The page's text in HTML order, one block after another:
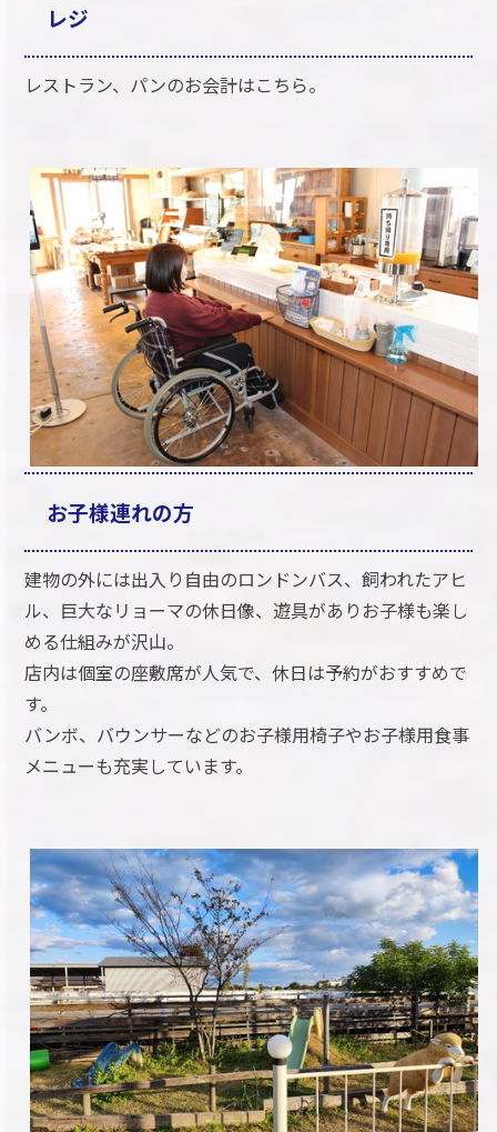
レジ
レストラン、パンのお会計はこちら。
お子様連れの方
建物の外には出入り自由のロンドンバス、飼われたアヒ
ル、巨大なリョーマの休日像、遊具がありお子様も楽し
める仕組みが沢山。
店内は個室の座敷席が人気で、休日は予約がおすすめで
す。
バンボ、バウンサーなどのお子様用椅子やお子様用食事
メニューも充実しています。